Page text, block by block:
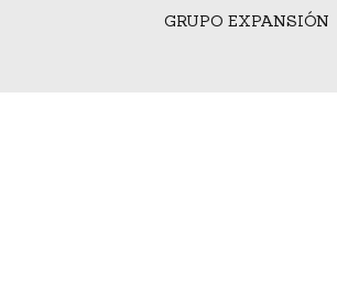
GRUPO EXPANSIÓN